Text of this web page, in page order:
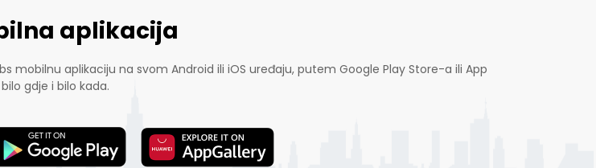
aplikacija
mobilnu aplikaciju na svom Android ili iOS uređaju, putem Google Play Store-a ili App
gdje i bilo kada.